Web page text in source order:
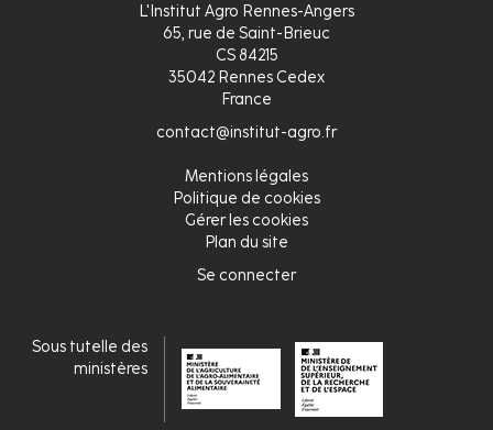
L'Institut Agro Rennes-Angers
65, rue de Saint-Brieuc
CS 84215
35042 Rennes Cedex
France
contact@institut-agro.fr
Mentions légales
Politique de cookies
Gérer les cookies
Plan du site
Se connecter
Sous tutelle des
ministères